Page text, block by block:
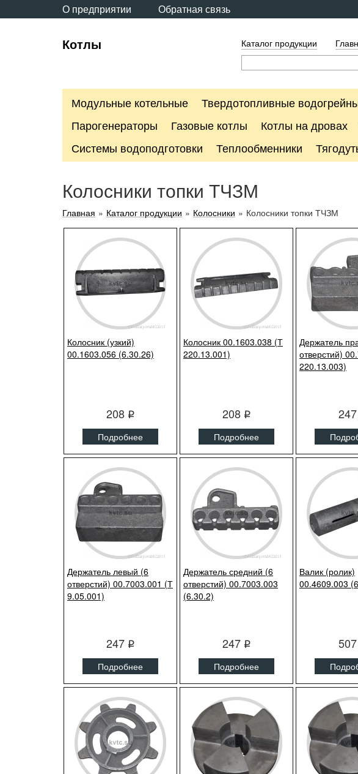
О предприятии Обратная связь
Котлы Каталог продукции
Модульные котельные Твердотопливные
Парогенераторы
Газовые котлы Котлы на дровах
Системы водоподготовки
Теплообменники
Колосники топки ТЧЗМ
Главная » Каталог продукции » Колосники » Колосники топки ТЧЗМ
Колосник (узкий)
00.1603.056 (6.30.26)
208 q
Подробнее
Колосник 00.1603.038 (Т
220.13.001)
208 q
Подробнее
Держатель
отверстий)
220.13.003)
247
Держатель левый (6
отверстий) 00.7003.001 (Т
9.05.001)
247 q
Подробнее
Держатель средний (6
отверстий) 00.7003.003
(6.30.2)
247 q
Подробнее
Валик (ролик)
00.4609.003
507